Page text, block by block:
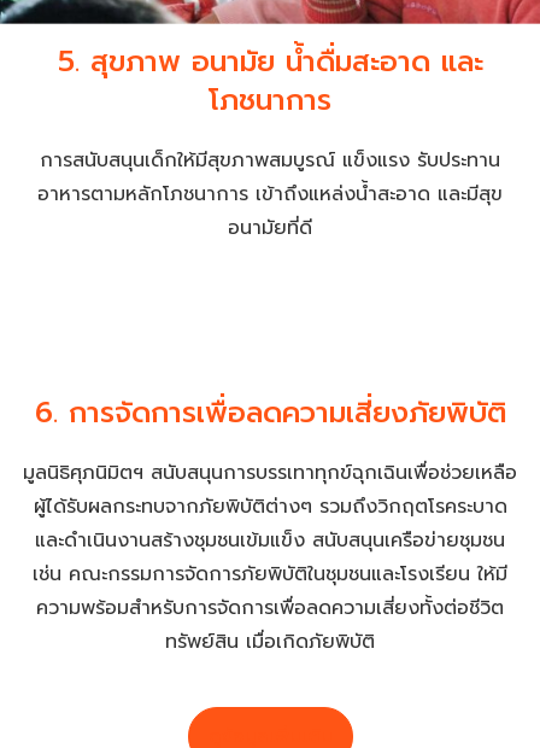
5. สุขภาพ อนามัย น้ำดื่มสะอาด และ
โภชนาการ
การสนับสนุนเด็กให้มีสุขภาพสมบูรณ์ แข็งแรง รับประทาน
อาหารตามหลักโภชนาการ เข้าถึงแหล่งน้ำสะอาด และมีสุข
อนามัยที่ดี
6. การจัดการเพื่อลดความเสี่ยงภัยพิบัติ
มูลนิธิศุภนิมิตฯ สนับสนุนการบรรเทาทุกข์ฉุกเฉินเพื่อช่วยเหลือ
ผู้ได้รับผลกระทบจากภัยพิบัติต่างๆ รวมถึงวิกฤตโรคระบาด
และดำเนินงานสร้างชุมชนเข้มแข็ง สนับสนุนเครือข่ายชุมชน
เช่น คณะกรรมการจัดการภัยพิบัติในชุมชนและโรงเรียน ให้มี
ความพร้อมสำหรับการจัดการเพื่อลดความเสี่ยงทั้งต่อชีวิต
ทรัพย์สิน เมื่อเกิดภัยพิบัติ